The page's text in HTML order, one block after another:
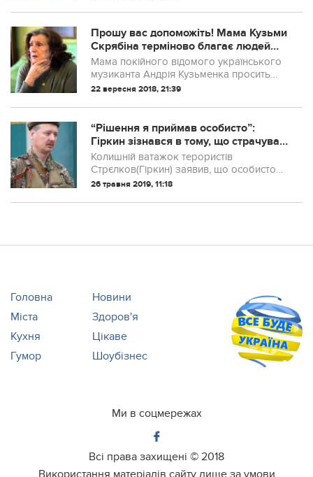
Facebook синоптик Наталія Ді...
Прошу вас допоможіть! Мама Кузьми
Скрябіна терміново блaгaє людей
про допомогу. Просимо поширити!
Мама покійного відомого українського
музиканта Андрія Кузьменка просить
допомогти виявити недобросовісних
використовують портрет її сина в
рекламних цілях.
22 вересня 2018, 21:39
“Рішення я приймав особисто”:
Гіркин зізнався в тому, що страчував
українських патріотів на Донбасі
Колишній ватажок терористів
Стрєлков(Гіркин) заявив, що особисто
віддавав накази про страту, причому
попереднього “слідства”
26 травня 2019, 11:18
Головна
Новини
Міста
Здоров'я
Кухня
Цікаве
Гумор
Шоубізнес
Ми в соцмережах
Всі права захищені © 2018
Використання матеріалів сайту лише за умови